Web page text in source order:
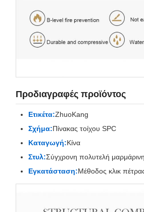
Προδιαγραφές προϊόντος
Ετικέτα:ZhuoKang
Σχήμα:Πίνακας τοίχου SPC
Καταγωγή:Κίνα
Στυλ:Σύγχρονη πολυτελή
Εγκατάσταση:Μέθοδος κλικ